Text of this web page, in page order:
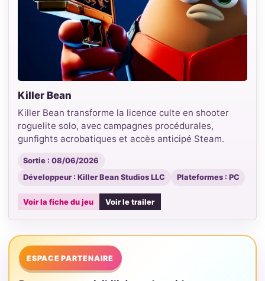
Killer Bean
Killer Bean transforme la licence culte en shooter
roguelite solo, avec campagnes procédurales,
gunfights acrobatiques et accès anticipé Steam.
Sortie : 08/06/2026
Développeur : Killer Bean Studios LLC
Plateformes : PC
Voir la fiche du jeu Voir le trailer
ESPACE PARTENAIRE